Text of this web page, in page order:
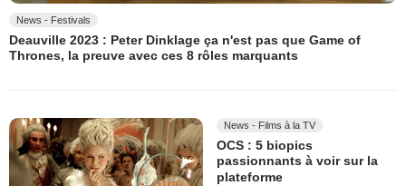
News - Festivals
Deauville 2023 : Peter Dinklage ça n'est pas que Game of
Thrones, la preuve avec ces 8 rôles marquants
News - Films à la TV
OCS : 5 biopics
passionnants à voir sur la
plateforme